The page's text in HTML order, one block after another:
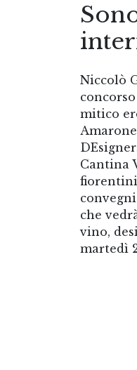
Niccolò
mitico
Cantina
fiorentini
che
vino,
martedì